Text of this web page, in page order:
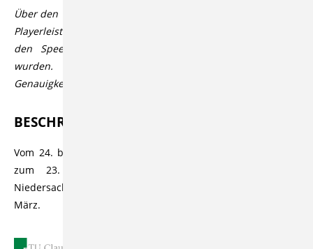
Über den Videoplayer lassen sich über den CC Button in der
Playerleiste Untertitel aktivieren, die automatisiert durch
den Speech-to-Text Dienst Open AI Whisper generiert
wurden. Der Dienst bietet üblicherweise eine hohe
Genauigkeit bzw. Korrektheit, die aber variieren kann.
BESCHREIBUNG
Vom 24. bis zum 26. März 2003 fand an der TU Clausthal
zum 23. Mal "Jugend forscht - Landeswettbewerb
Niedersachsen" statt. Dies ist die Preisverleihung vom 26.
März.